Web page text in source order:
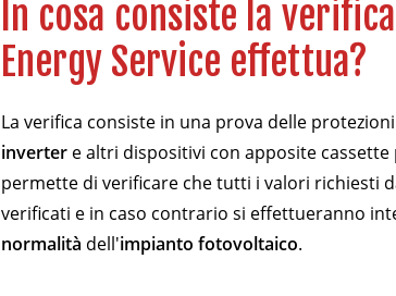
In cosa consiste la verifica
Energy Service effettua?
La verifica consiste in una prova delle
invertere altri dispositivi con apposite cassette
permette di verificare che tutti i valori richiesti
verificati e in caso contrario si effettueranno
normalità dell'impianto fotovoltaico.